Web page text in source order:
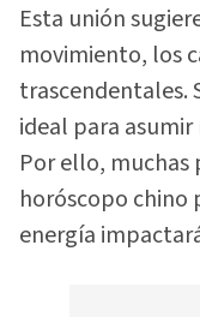
Esta unión
movimiento, los
trascendentales.
ideal para
Por ello, muchas
horóscopo chino
energía